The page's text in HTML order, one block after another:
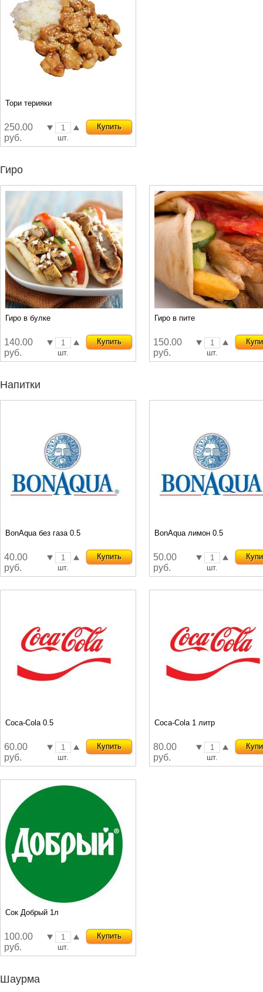
Тори терияки
250.00
руб.
шт.
Купить
Гиро
Гиро в булке
140.00
руб.
шт.
Купить
Гиро в пите
150.00
руб.
шт.
Напитки
BonAqua без газа 0.5
40.00
руб.
шт.
Купить
BonAqua лимон 0.5
50.00
руб.
шт.
Coca-Cola 0.5
60.00
руб.
шт.
Купить
Coca-Cola 1 литр
80.00
руб.
шт.
Сок Добрый 1л
100.00
руб.
шт.
Купить
Шаурма